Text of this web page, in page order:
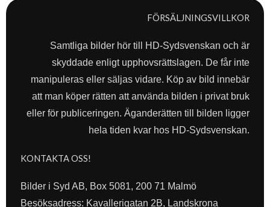
FÖRSÄLJNINGSVILLKOR
Samtliga bilder hör till HD-Sydsvenskan och är
skyddade enligt upphovsrättslagen. De får inte
manipuleras eller säljas vidare. Köp av bild innebär
att man köper rätten att använda bilden i privat bruk
eller för publiceringen. Äganderätten till bilden ligger
hela tiden kvar hos HD-Sydsvenskan.
KONTAKTA OSS!
Bilder i Syd AB, Box 5081, 200 71 Malmö
Besöksadress: Kavallerigatan 2B, Landskrona